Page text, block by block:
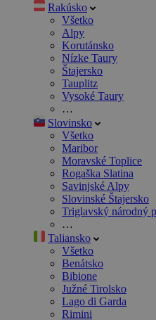
Rakúsko
Všetko
Alpy
Korutánsko
Nízke Taury
Štajersko
Tauplitz
Vysoké Taury
…
Slovinsko
Všetko
Maribor
Moravské Toplice
Rogaška Slatina
Savinjské Alpy
Slovinské Štajersko
Triglavský národný
…
Taliansko
Všetko
Benátsko
Bibione
Južné Tirolsko
Lago di Garda
Rimini